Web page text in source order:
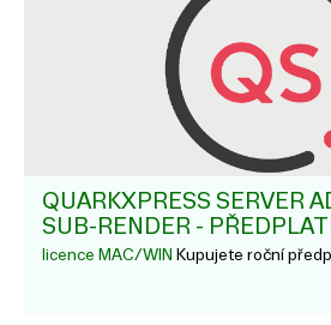
QUARKXPRESS SERVER
SUB-RENDER -
licence MAC/WIN Kupujete roční